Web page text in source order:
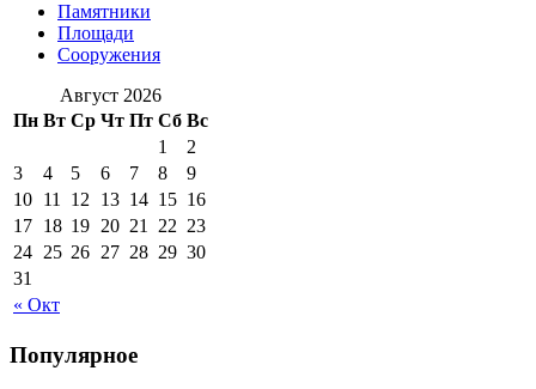
Памятники
Площади
Сооружения
Август 2026
Пн Вт Ср Чт Пт Сб Вс
« Окт
1
2
3
4 5 6 7 8
9
10 11 12 13 14 15 16
17 18 19 20 21 22 23
24 25 26 27 28 29 30
31
Популярное